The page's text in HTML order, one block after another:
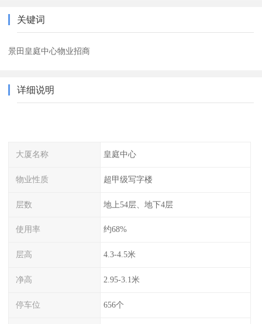
关键词
景田皇庭中心物业招商
详细说明
大厦名称 皇庭中心
物业性质 超甲级写字楼
层数 地上54层、地下4层
使用率 约68%
层高 4.3-4.5米
净高 2.95-3.1米
停车位 656个